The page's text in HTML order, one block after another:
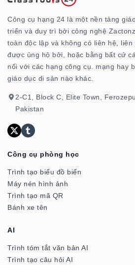
Công cụ hạng 24 là một nền tảng
triển và duy trì bởi công nghệ
toàn độc lập và không có liên hệ, liên
được ủng hộ bởi, hoặc bằng bất cứ
nối với các hạng công cụ. mạng hay
giáo dục di sản nào khác.
2-C1, Block C, Elite Town,
Pakistan
Công cụ phòng học
Trình tạo biểu đồ biển
Máy nén hình ảnh
Trình tạo mã QR
Bánh xe tên
Al
Trình tóm tắt văn bản AI
Trình tạo câu hỏi AI